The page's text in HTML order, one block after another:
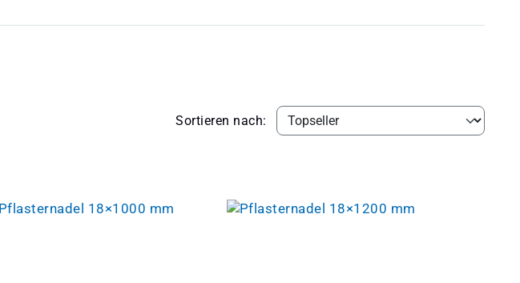
Sortieren nach: